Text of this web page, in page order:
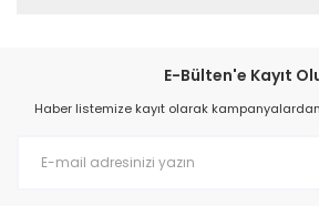
E-Bülten'e Kayıt
Haber listemize kayıt olarak